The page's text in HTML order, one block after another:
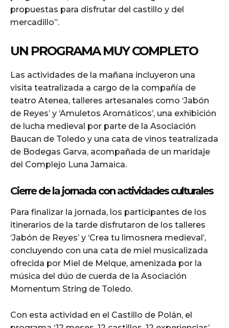
propuestas para disfrutar del castillo y del
mercadillo”.
UN PROGRAMA MUY COMPLETO
Las actividades de la mañana incluyeron una
visita teatralizada a cargo de la compañía de
teatro Atenea, talleres artesanales como ‘Jabón
de Reyes’ y ‘Amuletos Aromáticos’, una exhibición
de lucha medieval por parte de la Asociación
Baucan de Toledo y una cata de vinos teatralizada
de Bodegas Garva, acompañada de un maridaje
del Complejo Luna Jamaica.
Cierre de la jornada con actividades culturales
Para finalizar la jornada, los participantes de los
itinerarios de la tarde disfrutaron de los talleres
‘Jabón de Reyes’ y ‘Crea tu limosnera medieval’,
concluyendo con una cata de miel musicalizada
ofrecida por Miel de Melque, amenizada por la
música del dúo de cuerda de la Asociación
Momentum String de Toledo.
Con esta actividad en el Castillo de Polán, el